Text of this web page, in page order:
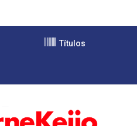
Títulos